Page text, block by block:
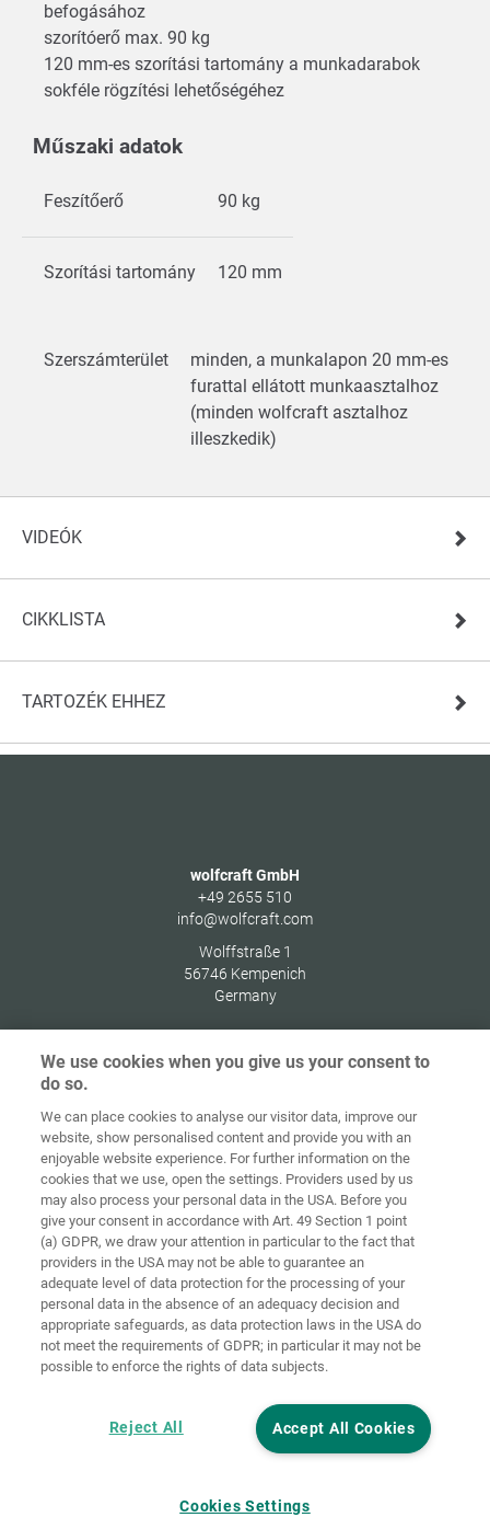
befogásához
szorítóerő max. 90 kg
120 mm-es szorítási tartomány a munkadarabok
sokféle rögzítési lehetőségéhez
Műszaki adatok
Feszítőerő 90 kg
Szorítási tartomány 120 mm
Szerszámterület
minden, a munkalapon 20 mm-es
furattal ellátott munkaasztalhoz
(minden wolfcraft asztalhoz
illeszkedik)
VIDEÓK
CIKKLISTA
TARTOZÉK EHHEZ
wolfcraft GmbH
+49 2655 510
info@wolfcraft.com
Wolffstraße 1
56746 Kempenich
Germany
Indítóképernyő Kapcsolat Impresszum
Általános
Feltételek Süti-irányelvek Bejelentkezés
Accessibility
Statement
Sütibeállítások
We use cookies when you give us your consent to
do so.
We can place cookies to analyse our visitor data, improve our
website, show personalised content and provide you with an
enjoyable website experience. For further information on the
cookies that we use, open the settings. Providers used by us
may also process your personal data in the USA. Before you
give your consent in accordance with Art. 49 Section 1 point
(a) GDPR, we draw your attention in particular to the fact that
providers in the USA may not be able to guarantee an
adequate level of data protection for the processing of your
personal data in the absence of an adequacy decision and
appropriate safeguards, as data protection laws in the USA do
not meet the requirements of GDPR; in particular it may not be
possible to enforce the rights of data subjects.
Accept All Cookies
Reject All
Cookies Settings